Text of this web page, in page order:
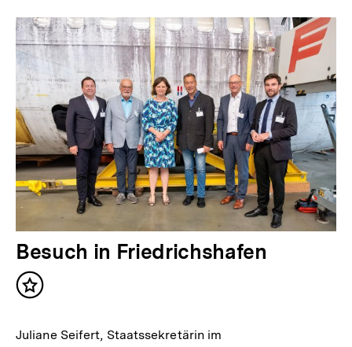
Besuch in Friedrichshafen
Inhalt
Juliane Seifert, Staatssekretärin im